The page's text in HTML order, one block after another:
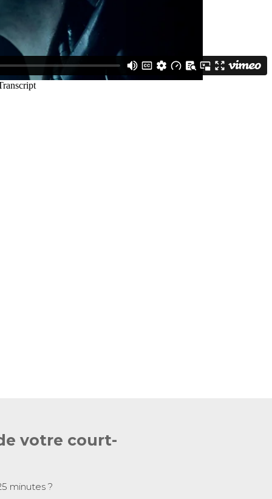
votre court-
minutes ?